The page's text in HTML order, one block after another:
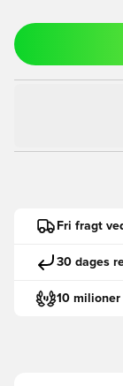
Fri fragt
30 dages
10